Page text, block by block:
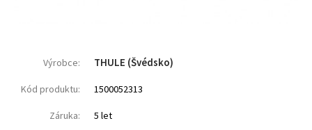
Výrobce: THULE (Švédsko)
Kód produktu: 1500052313
Záruka: 5 let